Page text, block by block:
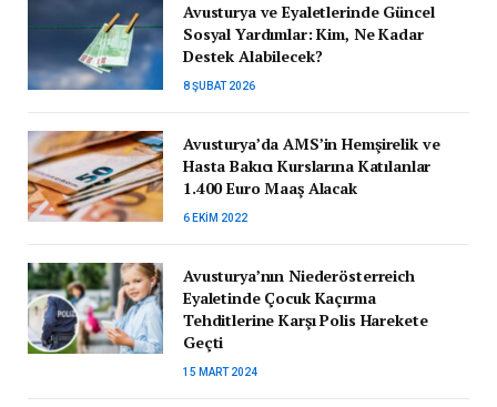
Avusturya ve Eyaletlerinde Güncel
Sosyal Yardımlar: Kim, Ne Kadar
Destek Alabilecek?
8 ŞUBAT 2026
Avusturya’da AMS’in Hemşirelik ve
Hasta Bakıcı Kurslarına Katılanlar
1.400 Euro Maaş Alacak
6 EKIM 2022
Avusturya’nın Niederösterreich
Eyaletinde Çocuk Kaçırma
Tehditlerine Karşı Polis Harekete
Geçti
15 MART 2024